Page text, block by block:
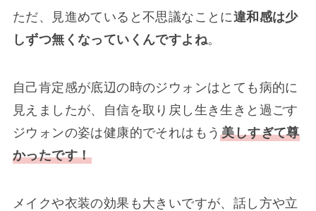
ただ、見進めていると不思議なことに違和感は少
しずつ無くなっていくんですよね。
自己肯定感が底辺の時のジウォンはとても病的に
見えましたが、自信を取り戻し生き生きと過ごす
ジウォンの姿は健康的でそれはもう美しすぎて尊
かったです！
メイクや衣装の効果も大きいですが、話し方や立